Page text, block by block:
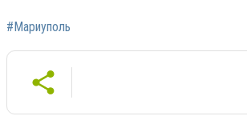
#Мариуполь